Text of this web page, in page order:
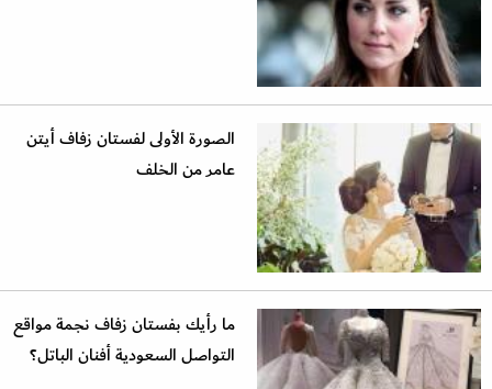
الصورة الأولى لفستان زفاف أيتن
عامر من الخلف
ما رأيك بفستان زفاف نجمة مواقع
التواصل السعودية أفنان الباتل؟